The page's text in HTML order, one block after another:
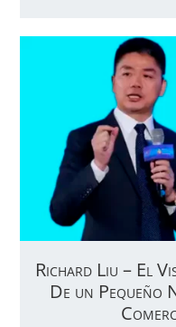
Richard Liu – El
De un Pequeño